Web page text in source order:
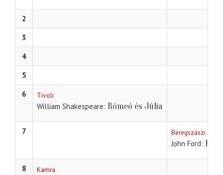
2
3
4
5
6
Tivoli
William Shakespeare Rómeó és Júlia
7 Beregszászi
John Ford Kár,
8 Kamra